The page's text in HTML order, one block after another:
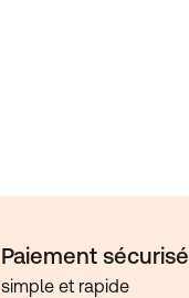
Paiement sécurisé
simple et rapide